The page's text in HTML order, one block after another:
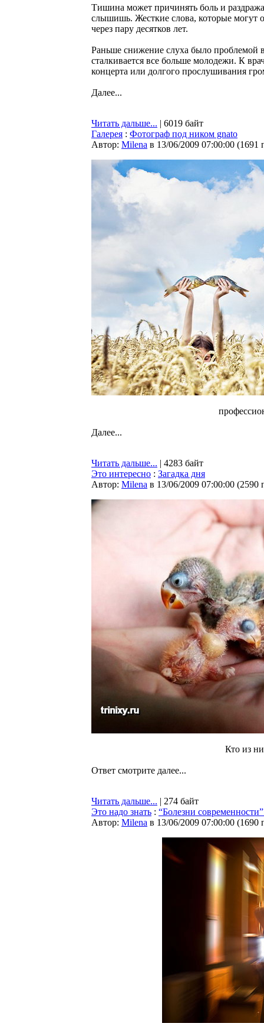
Тишина может причинять боль и
слышишь. Жесткие слова, которые могут
через пару десятков лет.
Раньше снижение слуха было проблемой
сталкивается все больше молодежи. К
концерта или долгого прослушивания
Далее...
Читать дальше... | 6019 байт
Галерея : Фотограф под ником gnato
Автор: Milena в 13/06/2009 07:00:00 (1691
Далее...
Читать дальше... | 4283 байт
Это интересно : Загадка дня
Автор: Milena в 13/06/2009 07:00:00 (2590
Кто из
Ответ смотрите далее...
Читать дальше... | 274 байт
Это надо знать : “Болезни
Автор: Milena в 13/06/2009 07:00:00 (1690